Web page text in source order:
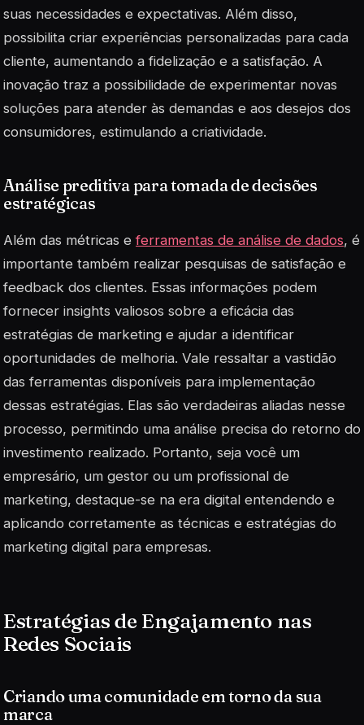
suas necessidades e expectativas. Além disso,
possibilita criar experiências personalizadas para cada
cliente, aumentando a fidelização e a satisfação. A
inovação traz a possibilidade de experimentar novas
soluções para atender às demandas e aos desejos dos
consumidores, estimulando a criatividade.
Análise preditiva para tomada de decisões
estratégicas
Além das métricas eferramentas de análise de dados, é
importante também realizar pesquisas de satisfação e
feedback dos clientes. Essas informações podem
fornecer insights valiosos sobre a eficácia das
estratégias de marketing e ajudar a identificar
oportunidades de melhoria. Vale ressaltar a vastidão
das ferramentas disponíveis para implementação
dessas estratégias. Elas são verdadeiras aliadas nesse
processo, permitindo uma análise precisa do retorno do
investimento realizado. Portanto, seja você um
empresário, um gestor ou um profissional de
marketing, destaque-se na era digital entendendo e
aplicando corretamente as técnicas e estratégias do
marketing digital para empresas.
Estratégias de Engajamento nas
Redes Sociais
Criando uma comunidade em torno da sua
marca